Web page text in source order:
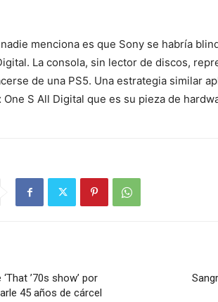
menciona es que Sony se habría
La consola, sin lector de discos,
de una PS5. Una estrategia similar
One S All Digital que es su pieza de
’70s show’ por
45 años de cárcel